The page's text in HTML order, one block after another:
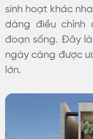
sinh hoạt khác
dàng điều chỉnh
đoạn sống. Đây
ngày càng được
lớn.